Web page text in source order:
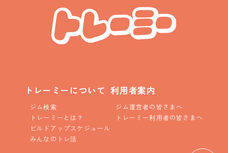
トレーミーについて
ジム検索
トレーミーとは？
ビルドアップスケジュール
みんなのトレ活
利用者案内
ジム運営者の皆さまへ
トレーミー利用者の皆さまへ